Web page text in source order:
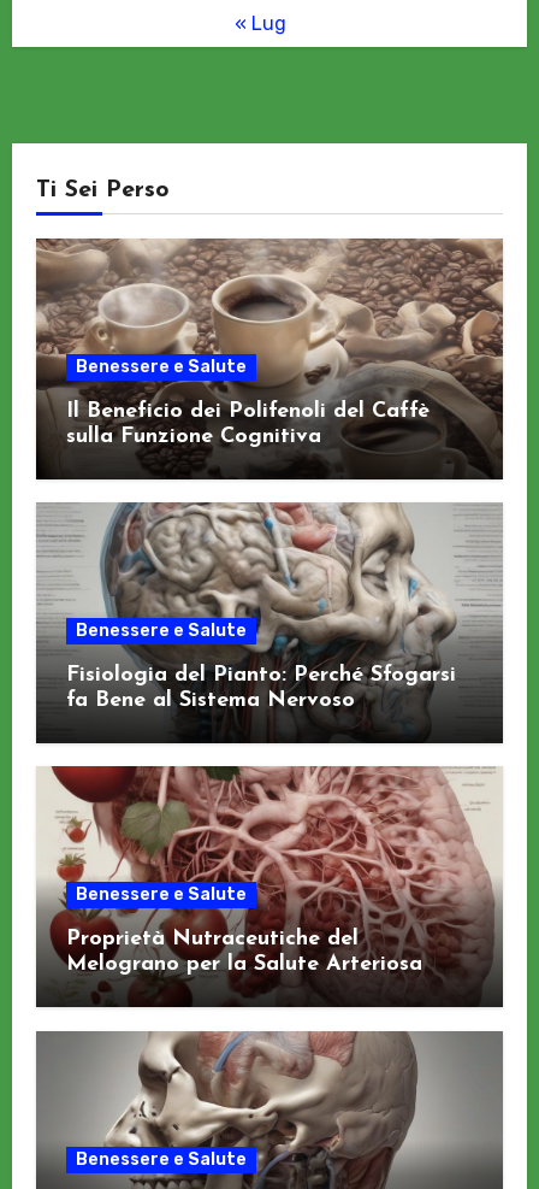
« Lug
Ti Sei Perso
Benessere e Salute
Il Beneficio dei Polifenoli del Caffè
sulla Funzione Cognitiva
Benessere e Salute
Fisiologia del Pianto: Perché Sfogarsi
fa Bene al Sistema Nervoso
Benessere e Salute
Proprietà Nutraceutiche del
Melograno per la Salute Arteriosa
Benessere e Salute